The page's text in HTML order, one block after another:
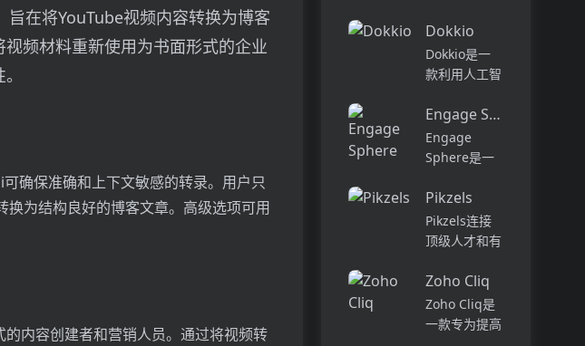
在将YouTube视频内容转换为博客
频材料重新使用为书面形式的企业
确保准确和上下文敏感的转录。用户只
换为结构良好的博客文章。高级选项可用
内容创建者和营销人员。通过将视频转
上下文信息。
它可以帮助全
球快速增长的
团队节省时
间，创造上
下...
程师而设计，
可以用于原型
开发和生成式
产。它提供了
一站式的多模
态AI模型访
问，包括语言
模型（...
Dokkio
Dokkio是一
款利用人工智
文件协作的工
具。它能帮助
用户管理多个
档和文件、整
理研究材料、
组织内容库，
并将所有文件
和内容集中在
Engage Sphere AI
Engage
Sphere是一
工参与度分析
平台。它可以
深入分析公司
队和岗位的参
与度,帮助管
理者明确团队
互动症结所
Pikzels
Pikzels连接
顶级人才和有
我们促进协
作，释放创意
卓越。加入我
Zoho Cliq
Zoho Cliq是
一款专为提高